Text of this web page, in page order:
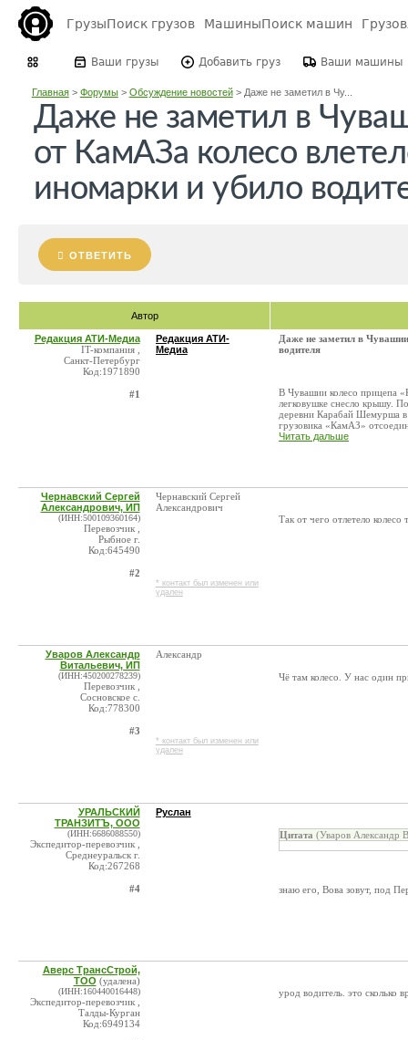
ГрузыПоиск грузов МашиныПоиск машин
Ваши грузы Добавить груз Ваши машины
Главная> Форумы> Обсуждение новостей> Даже не заметил в Чу...
Даже не заметил в
от КамАЗа колесо
иномарки и убило
ОТВЕТИТЬ
Автор
Редакция АТИ-Медиа
IT-компания ,
Санкт-Петербург
Код:1971890
#1
Редакция АТИ-
Медиа
Даже не заметил в
водителя
В Чувашии колесо прицепа
легковушке снесло крышу.
деревни Карабай Шемурша
грузовика «КамАЗ»
Читать дальше
Чернавский Сергей
Александрович, ИП
(ИНН:500109360164)
Перевозчик ,
Рыбное г.
Код:645490
#2
Чернавский Сергей
Александрович
* контакт был изменен или
удален
Так от чего отлетело
Уваров Александр
Витальевич, ИП
(ИНН:450200278239)
Перевозчик ,
Сосновское с.
Код:778300
#3
Александр
* контакт был изменен или
удален
Чё там колесо. У нас один
УРАЛЬСКИЙ
ТРАНЗИТЪ, ООО
(ИНН:6686088550)
Экспедитор-перевозчик ,
Среднеуральск г.
Код:267268
#4
Руслан
Цитата (Уваров Александр
знаю его, Вова зовут, под
Аверс ТрансСтрой,
ТОО (удалена)
(ИНН:160440016448)
Экспедитор-перевозчик ,
Талды-Курган
Код:6949134
урод водитель. это сколько